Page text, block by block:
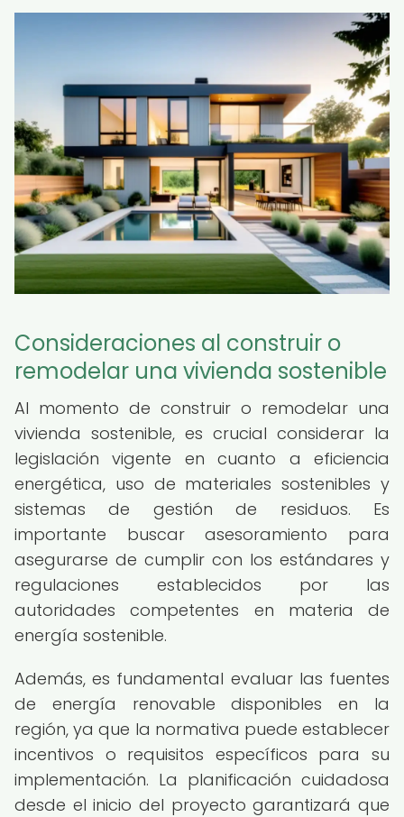
Consideraciones al construir o
remodelar una vivienda sostenible
Al momento de construir o remodelar una
vivienda sostenible, es crucial considerar la
legislación vigente en cuanto a eficiencia
energética, uso de materiales sostenibles y
sistemas de gestión de residuos. Es
importante buscar asesoramiento para
asegurarse de cumplir con los estándares y
regulaciones establecidos por las
autoridades competentes en materia de
energía sostenible.
Además, es fundamental evaluar las fuentes
de energía renovable disponibles en la
región, ya que la normativa puede establecer
incentivos o requisitos específicos para su
implementación. La planificación cuidadosa
desde el inicio del proyecto garantizará que